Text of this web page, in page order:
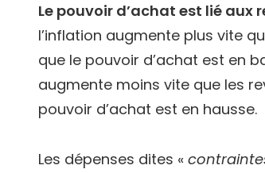
Le pouvoir d’achat est lié aux
l’inflation augmente plus vite
que le pouvoir d’achat est en
augmente moins vite que les
pouvoir d’achat est en hausse.
Les dépenses dites «